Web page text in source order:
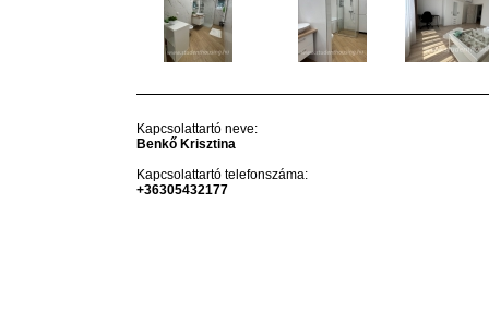
Kapcsolattartó neve:
Benkő Krisztina
Kapcsolattartó telefonszáma:
+36305432177